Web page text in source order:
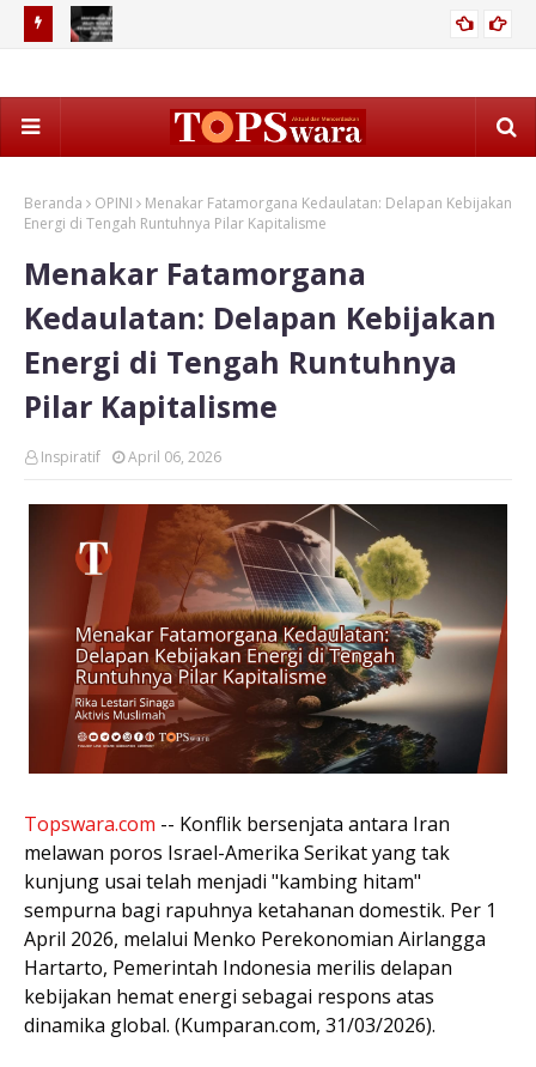
Posisi Mana pun Tetap Untung
Beranda OPINI
Menakar Fatamorgana Kedaulatan: Delapan Kebijakan
Energi di Tengah Runtuhnya Pilar Kapitalisme
Menakar Fatamorgana
Kedaulatan: Delapan Kebijakan
Energi di Tengah Runtuhnya
Pilar Kapitalisme
Inspiratif April 06, 2026
Topswara.com -- Konflik bersenjata antara Iran
melawan poros Israel-Amerika Serikat yang tak
kunjung usai telah menjadi "kambing hitam"
sempurna bagi rapuhnya ketahanan domestik. Per 1
April 2026, melalui Menko Perekonomian Airlangga
Hartarto, Pemerintah Indonesia merilis delapan
kebijakan hemat energi sebagai respons atas
dinamika global. (Kumparan.com, 31/03/2026).